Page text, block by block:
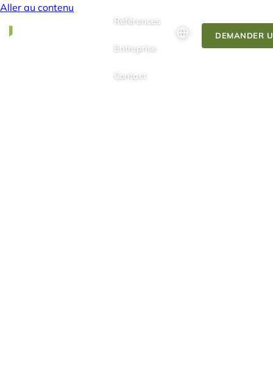
Aller au contenu
Références
Entreprise
Contact
DEMANDER